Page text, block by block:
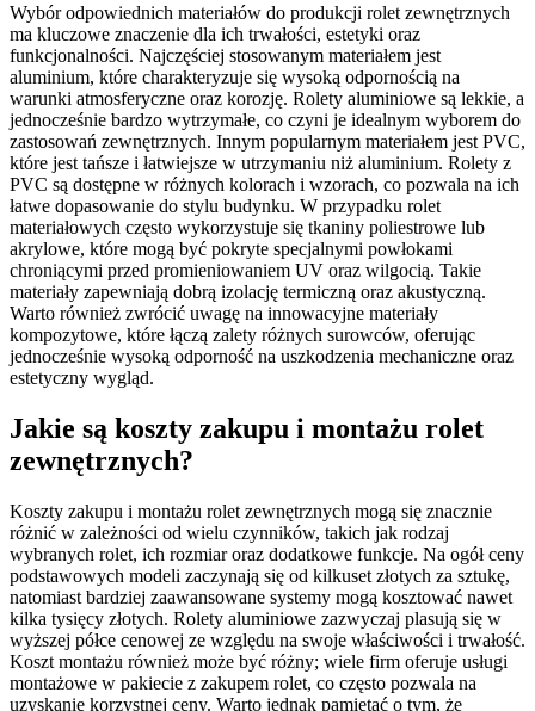
Wybór odpowiednich materiałów do produkcji rolet zewnętrznych
ma kluczowe znaczenie dla ich trwałości, estetyki oraz
funkcjonalności. Najczęściej stosowanym materiałem jest
aluminium, które charakteryzuje się wysoką odpornością na
warunki atmosferyczne oraz korozję. Rolety aluminiowe są lekkie, a
jednocześnie bardzo wytrzymałe, co czyni je idealnym wyborem do
zastosowań zewnętrznych. Innym popularnym materiałem jest PVC,
które jest tańsze i łatwiejsze w utrzymaniu niż aluminium. Rolety z
PVC są dostępne w różnych kolorach i wzorach, co pozwala na ich
łatwe dopasowanie do stylu budynku. W przypadku rolet
materiałowych często wykorzystuje się tkaniny poliestrowe lub
akrylowe, które mogą być pokryte specjalnymi powłokami
chroniącymi przed promieniowaniem UV oraz wilgocią. Takie
materiały zapewniają dobrą izolację termiczną oraz akustyczną.
Warto również zwrócić uwagę na innowacyjne materiały
kompozytowe, które łączą zalety różnych surowców, oferując
jednocześnie wysoką odporność na uszkodzenia mechaniczne oraz
estetyczny wygląd.
Jakie są koszty zakupu i montażu rolet
zewnętrznych?
Koszty zakupu i montażu rolet zewnętrznych mogą się znacznie
różnić w zależności od wielu czynników, takich jak rodzaj
wybranych rolet, ich rozmiar oraz dodatkowe funkcje. Na ogół ceny
podstawowych modeli zaczynają się od kilkuset złotych za sztukę,
natomiast bardziej zaawansowane systemy mogą kosztować nawet
kilka tysięcy złotych. Rolety aluminiowe zazwyczaj plasują się w
wyższej półce cenowej ze względu na swoje właściwości i trwałość.
Koszt montażu również może być różny; wiele firm oferuje usługi
montażowe w pakiecie z zakupem rolet, co często pozwala na
uzyskanie korzystnej ceny. Warto jednak pamiętać o tym, że